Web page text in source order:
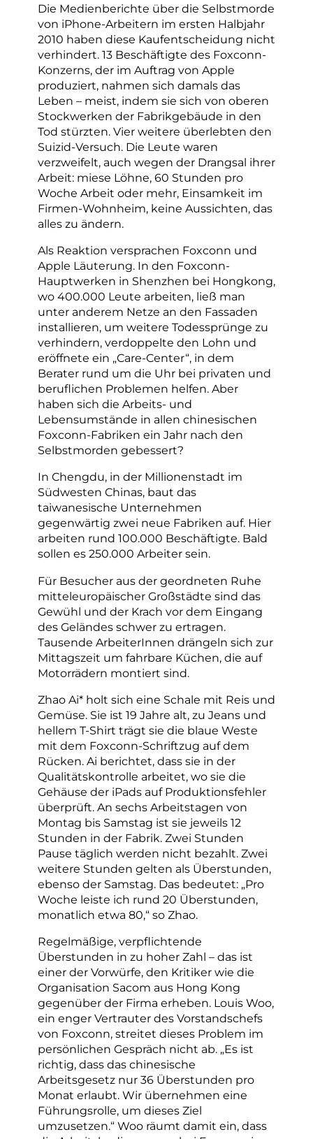
Die Medienberichte über die Selbstmorde
von iPhone-Arbeitern im ersten Halbjahr
2010 haben diese Kaufentscheidung nicht
verhindert. 13 Beschäftigte des Foxconn-
Konzerns, der im Auftrag von Apple
produziert, nahmen sich damals das
Leben – meist, indem sie sich von oberen
Stockwerken der Fabrikgebäude in den
Tod stürzten. Vier weitere überlebten den
Suizid-Versuch. Die Leute waren
verzweifelt, auch wegen der Drangsal ihrer
Arbeit: miese Löhne, 60 Stunden pro
Woche Arbeit oder mehr, Einsamkeit im
Firmen-Wohnheim, keine Aussichten, das
alles zu ändern.
Als Reaktion versprachen Foxconn und
Apple Läuterung. In den Foxconn-
Hauptwerken in Shenzhen bei Hongkong,
wo 400.000 Leute arbeiten, ließ man
unter anderem Netze an den Fassaden
installieren, um weitere Todessprünge zu
verhindern, verdoppelte den Lohn und
eröffnete ein „Care-Center“, in dem
Berater rund um die Uhr bei privaten und
beruflichen Problemen helfen. Aber
haben sich die Arbeits- und
Lebensumstände in allen chinesischen
Foxconn-Fabriken ein Jahr nach den
Selbstmorden gebessert?
In Chengdu, in der Millionenstadt im
Südwesten Chinas, baut das
taiwanesische Unternehmen
gegenwärtig zwei neue Fabriken auf. Hier
arbeiten rund 100.000 Beschäftigte. Bald
sollen es 250.000 Arbeiter sein.
Für Besucher aus der geordneten Ruhe
mitteleuropäischer Großstädte sind das
Gewühl und der Krach vor dem Eingang
des Geländes schwer zu ertragen.
Tausende ArbeiterInnen drängeln sich zur
Mittagszeit um fahrbare Küchen, die auf
Motorrädern montiert sind.
Zhao Ai* holt sich eine Schale mit Reis und
Gemüse. Sie ist 19 Jahre alt, zu Jeans und
hellem T-Shirt trägt sie die blaue Weste
mit dem Foxconn-Schriftzug auf dem
Rücken. Ai berichtet, dass sie in der
Qualitätskontrolle arbeitet, wo sie die
Gehäuse der iPads auf Produktionsfehler
überprüft. An sechs Arbeitstagen von
Montag bis Samstag ist sie jeweils 12
Stunden in der Fabrik. Zwei Stunden
Pause täglich werden nicht bezahlt. Zwei
weitere Stunden gelten als Überstunden,
ebenso der Samstag. Das bedeutet: „Pro
Woche leiste ich rund 20 Überstunden,
monatlich etwa 80,“ so Zhao.
Regelmäßige, verpflichtende
Überstunden in zu hoher Zahl – das ist
einer der Vorwürfe, den Kritiker wie die
Organisation Sacom aus Hong Kong
gegenüber der Firma erheben. Louis Woo,
ein enger Vertrauter des Vorstandschefs
von Foxconn, streitet dieses Problem im
persönlichen Gespräch nicht ab. „Es ist
richtig, dass das chinesische
Arbeitsgesetz nur 36 Überstunden pro
Monat erlaubt. Wir übernehmen eine
Führungsrolle, um dieses Ziel
umzusetzen.“ Woo räumt damit ein, dass